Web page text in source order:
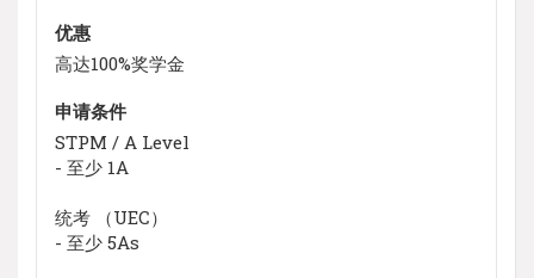
优惠
高达100%奖学金
申请条件
STPM / A Level
- 至少 1A
统考 （UEC）
- 至少 5As